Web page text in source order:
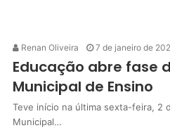
Renan Oliveira 7 de janeiro de
Educação abre fase
Municipal de Ensino
Teve início na última sexta-feira, 2
Municipal…